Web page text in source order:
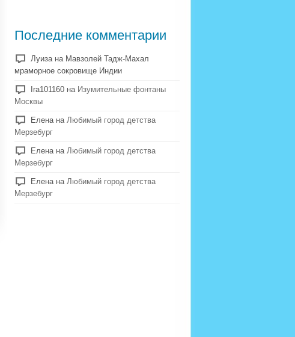
Последние комментарии
Луиза на Мавзолей Тадж-Махал
мраморное сокровище Индии
Ira101160 на Изумительные фонтаны
Москвы
Елена на Любимый город детства
Мерзебург
Елена на Любимый город детства
Мерзебург
Елена на Любимый город детства
Мерзебург